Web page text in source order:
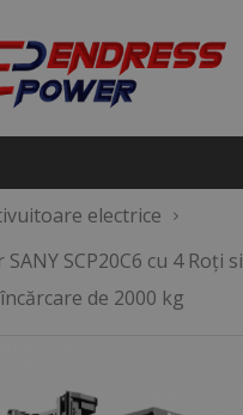
electrice
SCP20C6 cu 4 Roți si
de 2000 kg